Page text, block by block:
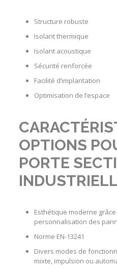
Structure robuste
Isolant thermique
Isolant acoustique
Sécurité renforcée
Facilité d’implantation
Optimisation de l’espace
OPTIONS
PORTE
Esthétique moderne
personnalisation des
Norme EN-13241
Divers modes de
mixte, impulsion ou